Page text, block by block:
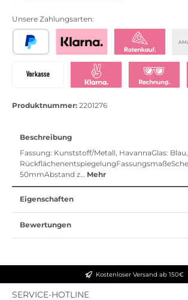
Unsere Zahlungsarten:
Bezahlen mit Klarna
Klarna
Produktnummer: 2201276
Beschreibung
Fassung: Kunststoff/Metall, HavannaGlas:
50mmAbstand z… Mehr
Eigenschaften
Bewertungen
Kostenloser Versand ab 150€
SERVICE-HOTLINE